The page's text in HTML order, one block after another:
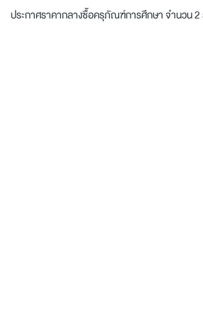
ประกาศราคากลางซื้อครุภัณฑ์การศึกษา จำนวน 2